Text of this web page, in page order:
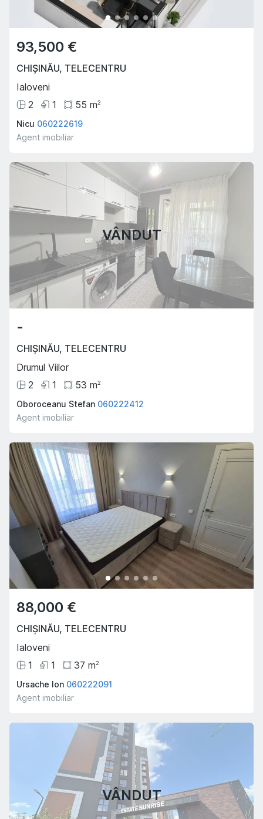
93,500 €
CHIȘINĂU, TELECENTRU
Ialoveni
2
1 55 m2
Nicu 060222619
Agent imobiliar
VÂNDUT
-
CHIȘINĂU, TELECENTRU
Drumul Viilor
2
1 53 m2
Oboroceanu Stefan 060222412
Agent imobiliar
88,000 €
CHIȘINĂU, TELECENTRU
Ialoveni
1
1 37 m2
Ursache Ion 060222091
Agent imobiliar
VÂNDUT